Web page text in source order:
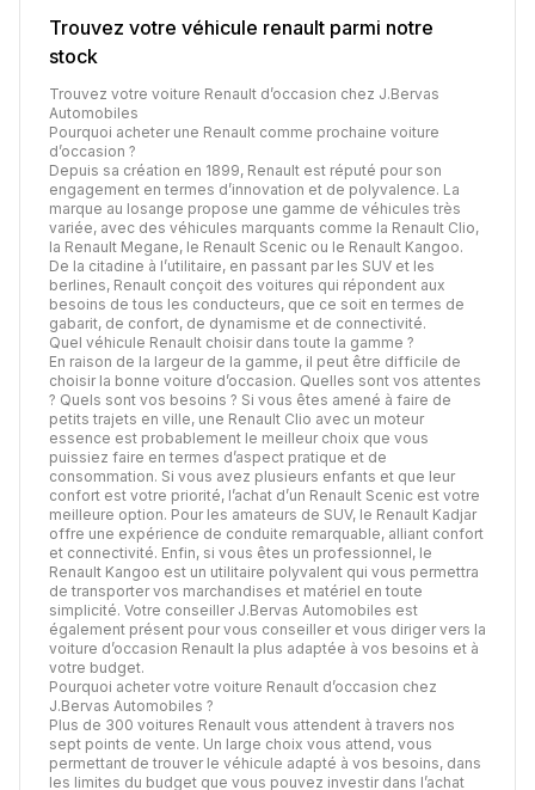
Trouvez votre véhicule renault parmi notre
stock
Trouvez votre voiture Renault d’occasion chez J.Bervas
Automobiles
Pourquoi acheter une Renault comme prochaine voiture
d’occasion ?
Depuis sa création en 1899, Renault est réputé pour son
engagement en termes d’innovation et de polyvalence. La
marque au losange propose une gamme de véhicules très
variée, avec des véhicules marquants comme la Renault Clio,
la Renault Megane, le Renault Scenic ou le Renault Kangoo.
De la citadine à l’utilitaire, en passant par les SUV et les
berlines, Renault conçoit des voitures qui répondent aux
besoins de tous les conducteurs, que ce soit en termes de
gabarit, de confort, de dynamisme et de connectivité.
Quel véhicule Renault choisir dans toute la gamme ?
En raison de la largeur de la gamme, il peut être difficile de
choisir la bonne voiture d’occasion. Quelles sont vos attentes
? Quels sont vos besoins ? Si vous êtes amené à faire de
petits trajets en ville, une Renault Clio avec un moteur
essence est probablement le meilleur choix que vous
puissiez faire en termes d’aspect pratique et de
consommation. Si vous avez plusieurs enfants et que leur
confort est votre priorité, l’achat d’un Renault Scenic est votre
meilleure option. Pour les amateurs de SUV, le Renault Kadjar
offre une expérience de conduite remarquable, alliant confort
et connectivité. Enfin, si vous êtes un professionnel, le
Renault Kangoo est un utilitaire polyvalent qui vous permettra
de transporter vos marchandises et matériel en toute
simplicité. Votre conseiller J.Bervas Automobiles est
également présent pour vous conseiller et vous diriger vers la
voiture d’occasion Renault la plus adaptée à vos besoins et à
votre budget.
Pourquoi acheter votre voiture Renault d’occasion chez
J.Bervas Automobiles ?
Plus de 300 voitures Renault vous attendent à travers nos
sept points de vente. Un large choix vous attend, vous
permettant de trouver le véhicule adapté à vos besoins, dans
les limites du budget que vous pouvez investir dans l’achat